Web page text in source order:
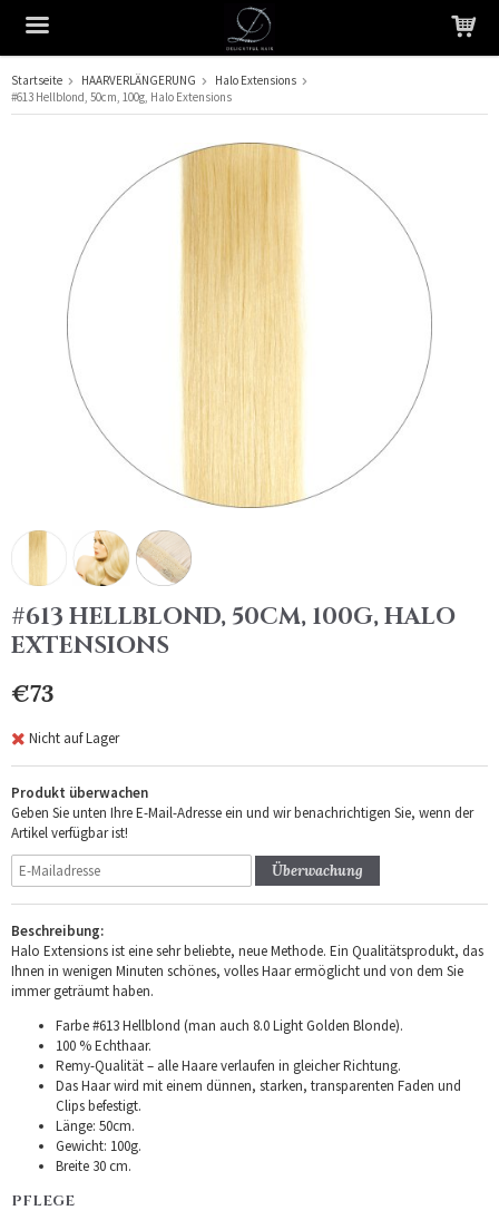
Das Produkt wurde in Ihren Warenkorb gelegt
Startseite HAARVERLÄNGERUNG
Halo Extensions
#613 Hellblond, 50cm, 100g, Halo Extensions
#613 HELLBLOND, 50CM, 100G, HALO
EXTENSIONS
€73
Nicht auf Lager
Produkt überwachen
Geben Sie unten Ihre E-Mail-Adresse ein und wir benachrichtigen Sie, wenn der
Artikel verfügbar ist!
Überwachung
Beschreibung:
Halo Extensions ist eine sehr beliebte, neue Methode. Ein Qualitätsprodukt, das
Ihnen in wenigen Minuten schönes, volles Haar ermöglicht und von dem Sie
immer geträumt haben.
Farbe #613 Hellblond (man auch 8.0 Light Golden Blonde).
100 % Echthaar.
Remy-Qualität – alle Haare verlaufen in gleicher Richtung.
Das Haar wird mit einem dünnen, starken, transparenten Faden und
Clips befestigt.
Länge: 50cm.
Gewicht: 100g.
Breite 30 cm.
PFLEGE